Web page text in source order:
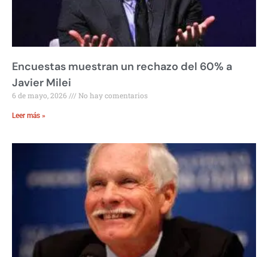
Encuestas muestran un rechazo del 60% a
Javier Milei
6 de mayo, 2026 No hay comentarios
Leer más »